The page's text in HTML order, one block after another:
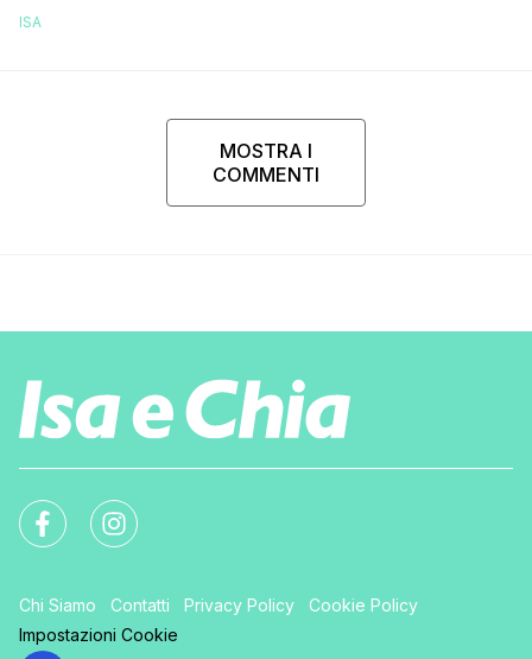
ISA
MOSTRA I
COMMENTI
Chi Siamo Contatti Privacy Policy
Cookie Policy
Impostazioni Cookie